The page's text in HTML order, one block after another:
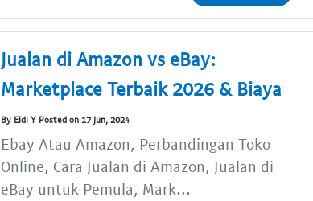
Jualan di Amazon vs eBay:
Marketplace Terbaik 2026 & Biaya
By Eldi Y Posted on 17 Jun, 2024
Ebay Atau Amazon, Perbandingan Toko
Online, Cara Jualan di Amazon, Jualan di
eBay untuk Pemula, Mark...